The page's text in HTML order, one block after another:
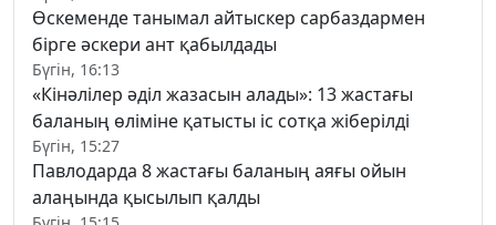
Өскеменде танымал айтыскер сарбаздармен
бірге әскери ант қабылдады
Бүгін, 16:13
«Кінәлілер әділ жазасын алады»: 13 жастағы
баланың өліміне қатысты іс сотқа жіберілді
Бүгін, 15:27
Павлодарда 8 жастағы баланың аяғы ойын
алаңында қысылып қалды